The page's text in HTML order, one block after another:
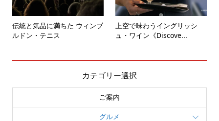
伝統と気品に満ちた ウィンブ
ルドン・テニス
上空で味わうイングリッシ
ュ・ワイン《Discove...
カテゴリー選択
ご案内
グルメ